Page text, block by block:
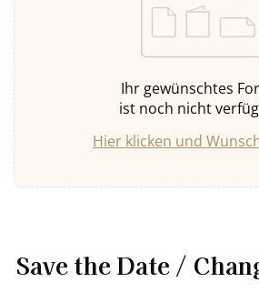
Ihr gewünschtes
ist noch nicht
Hier klicken und
Save the Date /